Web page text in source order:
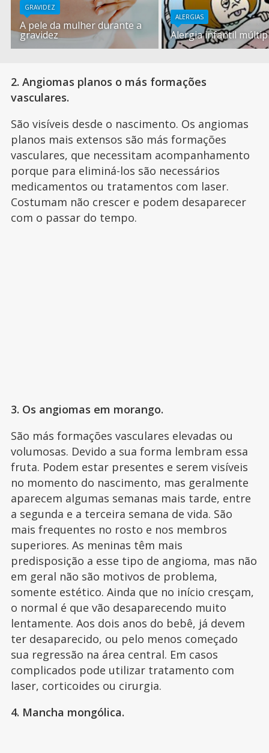
GRAVIDEZ
A pele da mulher durante a
gravidez
ALERGIAS
Alergia infantil
2. Angiomas planos o más formações
vasculares.
São visíveis desde o nascimento. Os angiomas
planos mais extensos são más formações
vasculares, que necessitam acompanhamento
porque para eliminá-los são necessários
medicamentos ou tratamentos com laser.
Costumam não crescer e podem desaparecer
com o passar do tempo.
3. Os angiomas em morango.
São más formações vasculares elevadas ou
volumosas. Devido a sua forma lembram essa
fruta. Podem estar presentes e serem visíveis
no momento do nascimento, mas geralmente
aparecem algumas semanas mais tarde, entre
a segunda e a terceira semana de vida. São
mais frequentes no rosto e nos membros
superiores. As meninas têm mais
predisposição a esse tipo de angioma, mas não
em geral não são motivos de problema,
somente estético. Ainda que no início cresçam,
o normal é que vão desaparecendo muito
lentamente. Aos dois anos do bebê, já devem
ter desaparecido, ou pelo menos começado
sua regressão na área central. Em casos
complicados pode utilizar tratamento com
laser, corticoides ou cirurgia.
4. Mancha mongólica.